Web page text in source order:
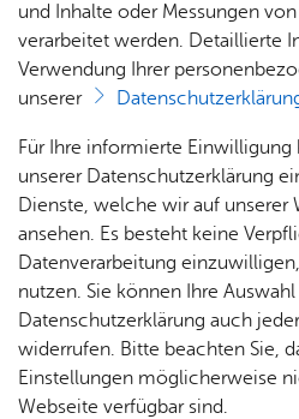
Über­sicht Bür­ger &
Rat­
haus &
Bür­
ger­
ser­vice
Rat­
häu­ser
& Orts­
ver­
wal­
Nach­
rich­
ten,
Vi­de­os
& Bil­
der
Me­di­
en­in­
for­ma­
tio­nen
Jobs
Stel­
len­an­
ge­bo­te
Aus­bil­
dung &
Stu­di­
um
Be­treu­te
Be­treu­ungs­an­ge­bo­te für
schul­al­ter) - Kind
und Inhalte oder Messungen
verarbeitet werden. Detaillierte
Verwendung Ihrer
unserer
Für Ihre informierte Einwilligung
unserer Datenschutzerklärung
Dienste, welche wir auf unserer
ansehen. Es besteht keine
Datenverarbeitung
nutzen. Sie können Ihre
Datenschutzerklärung auch
widerrufen. Bitte beachten Sie,
Einstellungen möglicherweise
Webseite verfügbar sind.